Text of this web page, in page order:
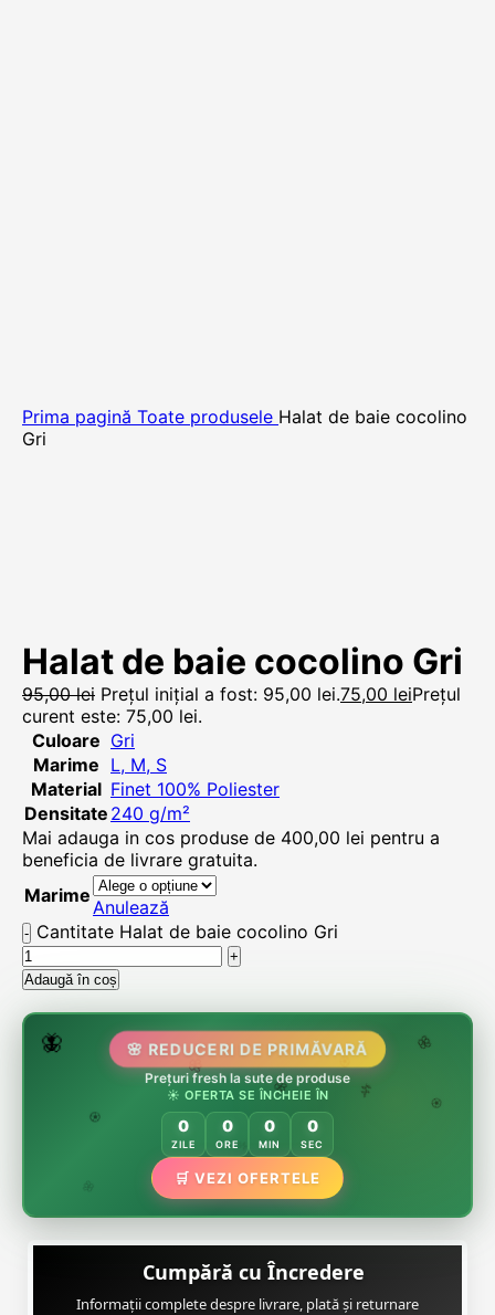
Prima pagină Toate produsele Halat de baie cocolino
Gri
Halat de baie cocolino Gri
95,00lei Prețul inițial a fost: 95,00 lei.75,00 leiPrețul
curent este: 75,00 lei.
Culoare Gri
Marime L, M, S
Material Finet 100% Poliester
Densitate 240 g/m²
Mai adauga in cos produse de 400,00 lei pentru a
beneficia de livrare gratuita.
Marime
Anulează
Cantitate Halat de baie cocolino Gri
Adaugă în coș
🌸
🌸
🌿
🌸
🏵️
🌷
🦋 🌸 REDUCERI DE PRIMĂVARĂ
Prețuri fresh la sute de produse
☀️ OFERTA SE ÎNCHEIE ÎN
0
ZILE
0
ORE
0
MIN
0
SEC
🛒 VEZI OFERTELE
Cumpără cu Încredere
Informații complete despre livrare, plată și returnare